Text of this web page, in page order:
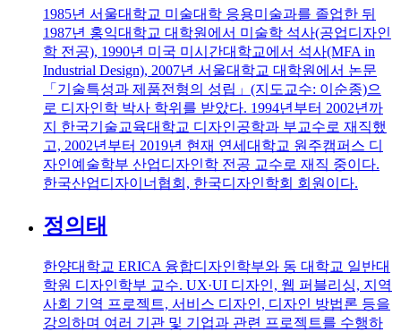
1985년 서울대학교 미술대학 응용미술과를 졸업한 뒤
1987년 홍익대학교 대학원에서 미술학 석사(공업디자인
학 전공), 1990년 미국 미시간대학교에서 석사(MFA in
Industrial Design), 2007년 서울대학교 대학원에서 논문
「기술특성과 제품전형의 성립」(지도교수: 이순종)으
로 디자인학 박사 학위를 받았다. 1994년부터 2002년까
지 한국기술교육대학교 디자인공학과 부교수로 재직했
고, 2002년부터 2019년 현재 연세대학교 원주캠퍼스 디
자인예술학부 산업디자인학 전공 교수로 재직 중이다.
한국산업디자이너협회, 한국디자인학회 회원이다.
정의태
한양대학교 ERICA 융합디자인학부와 동 대학교 일반대
학원 디자인학부 교수. UX·UI 디자인, 웹 퍼블리싱, 지역
사회 기역 프로젝트, 서비스 디자인, 디자인 방법론 등을
강의하며 여러 기관 및 기업과 관련 프로젝트를 수행하